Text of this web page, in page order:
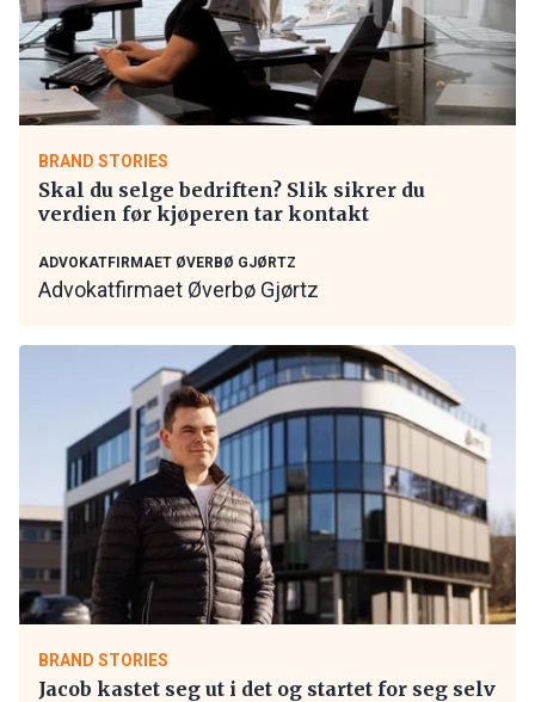
BRAND STORIES
Skal du selge bedriften? Slik sikrer du
verdien før kjøperen tar kontakt
ADVOKATFIRMAET ØVERBØ GJØRTZ
Advokatfirmaet Øverbø Gjørtz
BRAND STORIES
Jacob kastet seg ut i det og startet for seg selv